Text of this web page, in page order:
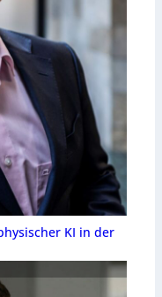
KI in der